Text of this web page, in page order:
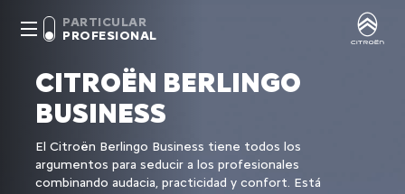
PARTICULAR
PROFESIONAL
CITROËN BERLINGO
BUSINESS
El Citroën Berlingo Business tiene todos los
argumentos para seducir a los profesionales
combinando audacia, practicidad y confort. Está